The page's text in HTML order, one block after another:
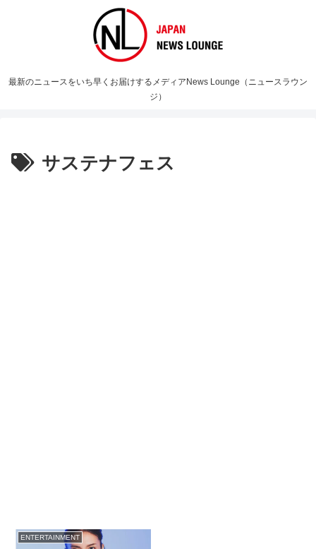
最新のニュースをいち早くお届けするメディアNews Lounge（ニュースラウン
ジ）
サステナフェス
ENTERTAINMENT